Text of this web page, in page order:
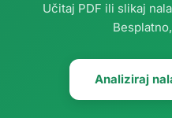
prije 2
temperaturu
Učitaj PDF ili slikaj
Analiziraj